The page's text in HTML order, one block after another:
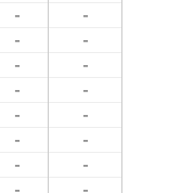
-
-
-
-
-
-
-
-
-
-
-
-
-
-